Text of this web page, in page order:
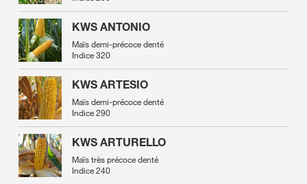
KWS ANTONIO
Maïs demi-précoce denté
Indice 320
KWS ARTESIO
Maïs demi-précoce denté
Indice 290
KWS ARTURELLO
Maïs très précoce denté
Indice 240